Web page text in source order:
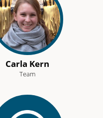
Carla Kern
Team